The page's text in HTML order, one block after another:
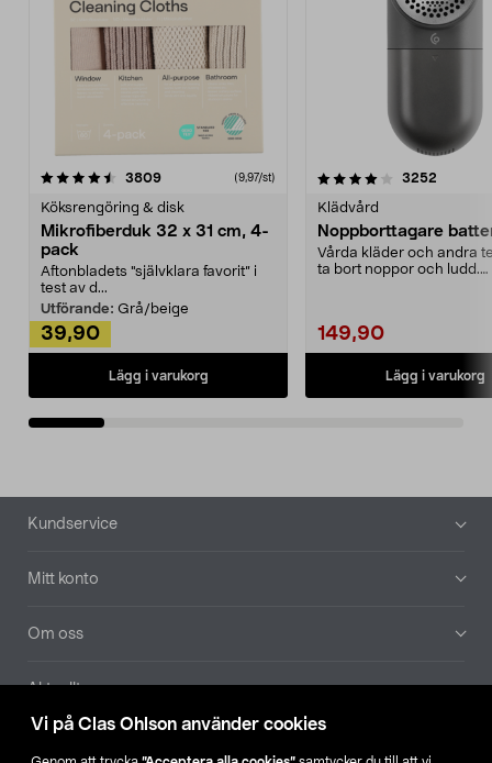
Vi på Clas Ohlson använder cookies
3809recensioner (9,97/st)
Köksrengöring & disk
Mikrofiberduk 32 x 31 cm, 4-
pack
Aftonbladets "självklara favorit” i
test av d...
Utförande: Grå/beige
39,90
Lägg i varukorg
4.0av 5 stjärnor 3252
Klädvård
Noppborttagare
Vårda kläder och andra
ta bort noppor och ludd.
149,90
Lägg i varukorg
4.5av 5 stjärnor
Sidfot
Kundservice
Mitt konto
Om oss
Aktuellt